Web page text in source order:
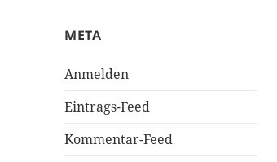
META
Anmelden
Eintrags-Feed
Kommentar-Feed